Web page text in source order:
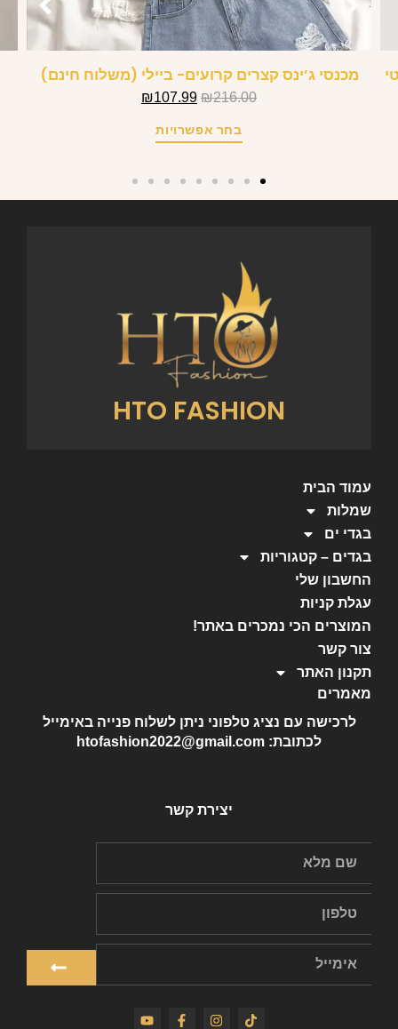
מכנסי ג’ינס קצרים קרועים- ביילי (משלוח חינם)
₪216.00
₪107.99
בחר אפשרויות
HTO FASHION
עמוד הבית
שמלות
בגדי ים
בגדים – קטגוריות
החשבון שלי
עגלת קניות
המוצרים הכי נמכרים באתר!
צור קשר
תקנון האתר
מאמרים
לרכישה עם נציג טלפוני ניתן לשלוח פנייה באימייל
לכתובת: htofashion2022@gmail.com
יצירת קשר